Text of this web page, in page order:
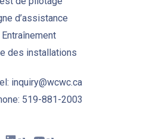
d’assistance
Entraînement
des installations
inquiry@wcwc.ca
519-881-2003